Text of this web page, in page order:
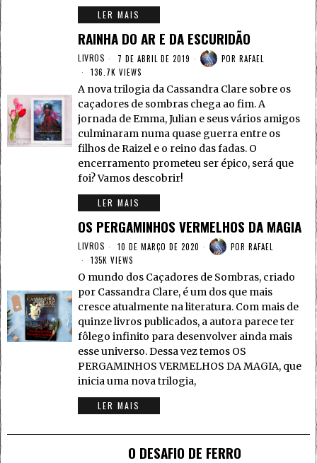
LER MAIS
RAINHA DO AR E DA ESCURIDÃO
LIVROS 7 DE ABRIL DE 2019 POR RAFAEL
136.7K VIEWS
A nova trilogia da Cassandra Clare sobre os
caçadores de sombras chega ao fim. A
jornada de Emma, Julian e seus vários amigos
culminaram numa quase guerra entre os
filhos de Raizel e o reino das fadas. O
encerramento prometeu ser épico, será que
foi? Vamos descobrir!
LER MAIS
OS PERGAMINHOS VERMELHOS DA MAGIA
LIVROS 10 DE MARÇO DE 2020 POR RAFAEL
135K VIEWS
O mundo dos Caçadores de Sombras, criado
por Cassandra Clare, é um dos que mais
cresce atualmente na literatura. Com mais de
quinze livros publicados, a autora parece ter
fôlego infinito para desenvolver ainda mais
esse universo. Dessa vez temos OS
PERGAMINHOS VERMELHOS DA MAGIA, que
inicia uma nova trilogia,
LER MAIS
O DESAFIO DE FERRO